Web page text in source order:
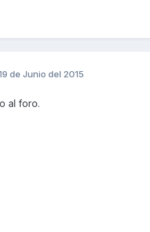
de Junio del 2015
al foro.